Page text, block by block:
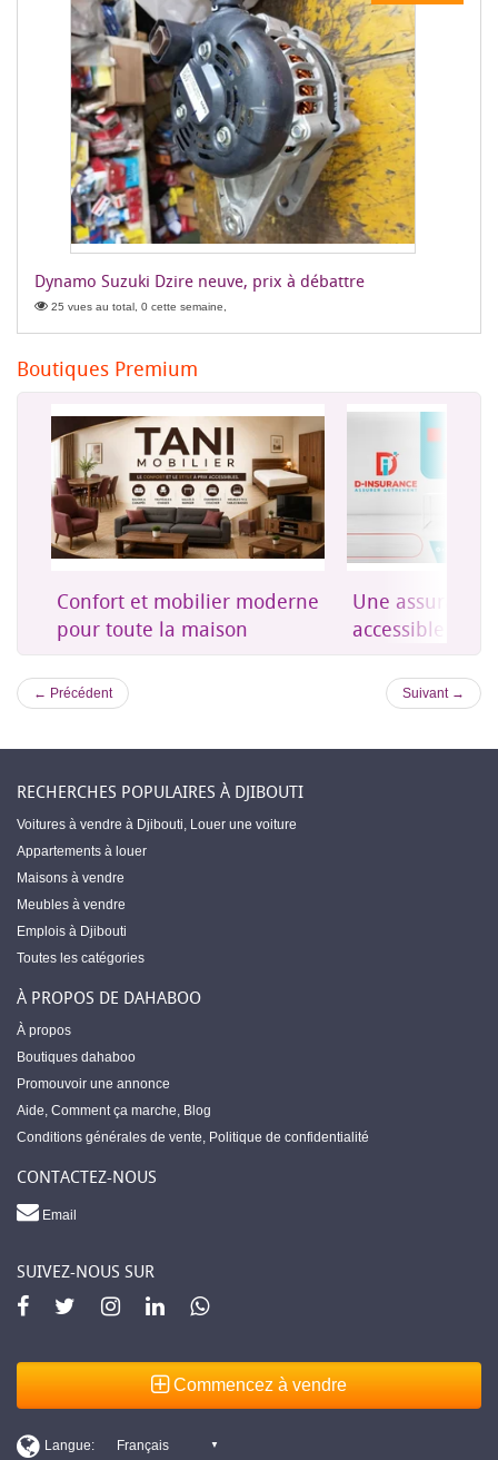
Dynamo Suzuki Dzire neuve, prix à débattre
25 vues au total, 0 cette semaine,
Boutiques Premium
Confort et mobilier moderne
pour toute la maison
Une
accessible à
← Précédent Suivant →
RECHERCHES POPULAIRES À DJIBOUTI
Voitures à vendre à Djibouti, Louer une voiture
Appartements à louer
Maisons à vendre
Meubles à vendre
Emplois à Djibouti
Toutes les catégories
À PROPOS DE DAHABOO
À propos
Boutiques dahaboo
Promouvoir une annonce
Aide, Comment ça marche, Blog
Conditions générales de vente, Politique de confidentialité
CONTACTEZ-NOUS
Email
SUIVEZ-NOUS SUR
Commencez à vendre